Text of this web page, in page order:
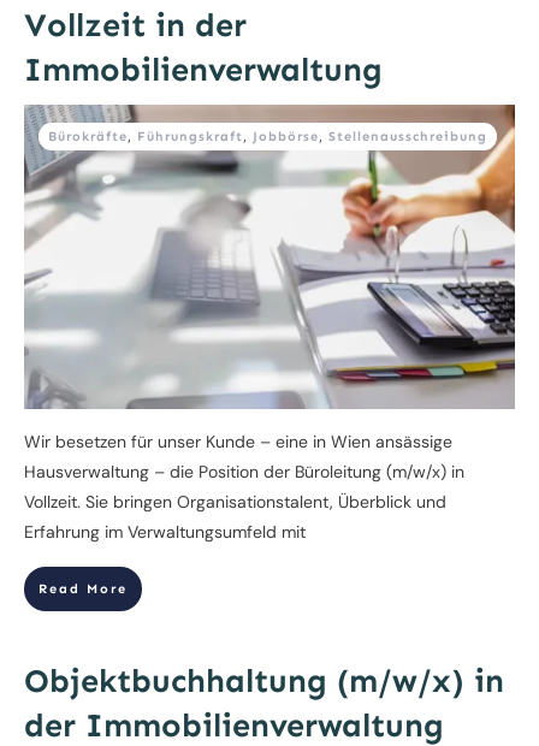
Vollzeit in der
Immobilienverwaltung
Bürokräfte, Führungskraft, Jobbörse, Stellenausschreibung
Wir besetzen für unser Kunde – eine in Wien ansässige
Hausverwaltung – die Position der Büroleitung (m/w/x) in
Vollzeit. Sie bringen Organisationstalent, Überblick und
Erfahrung im Verwaltungsumfeld mit
Read More
Objektbuchhaltung (m/w/x) in
der Immobilienverwaltung